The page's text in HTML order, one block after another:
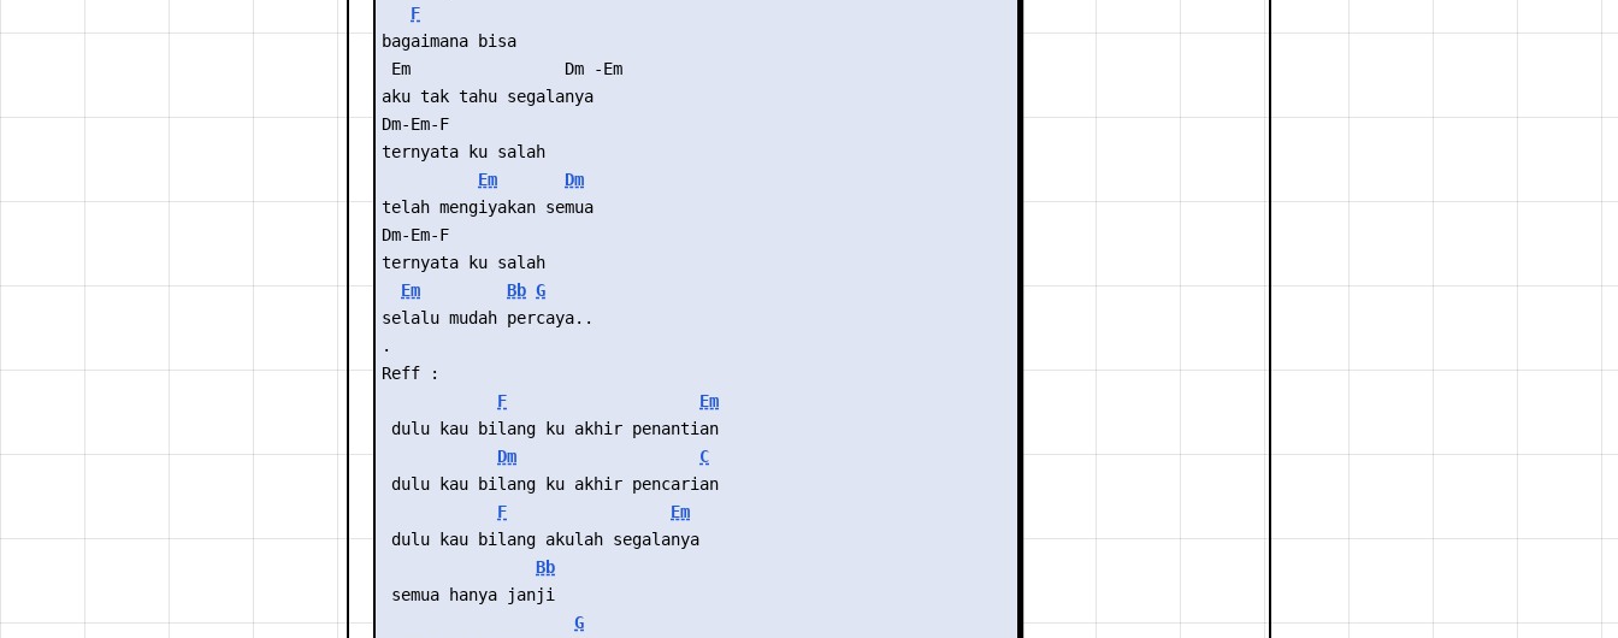
F
bagaimana bisa
Em                Dm -Em
aku tak tahu segalanya
Dm-Em-F
ternyata ku salah
Em
Dm
telah mengiyakan semua
Dm-Em-F
ternyata ku salah
Em
Bb G
selalu mudah percaya..
.
Reff :
F
Em
dulu kau bilang ku akhir penantian
Dm
C
dulu kau bilang ku akhir pencarian
F
Em
dulu kau bilang akulah segalanya
Bb
semua hanya janji
G